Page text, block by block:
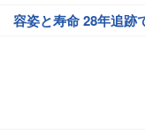
容姿と寿命 28年追跡